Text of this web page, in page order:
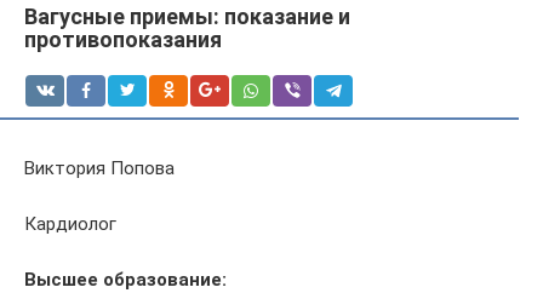
Вагусные приемы: показание и
противопоказания
Виктория Попова
Кардиолог
Высшее образование: